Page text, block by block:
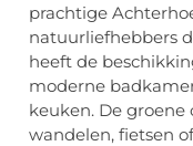
prachtige
natuurliefhebbers
heeft de
moderne
keuken. De
wandelen, fietsen